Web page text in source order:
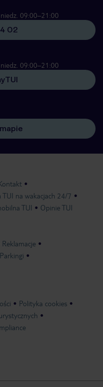
09:00–21:00
02
09:00–21:00
TUI na wakacjach 24/7
TUI Opinie TUI
Reklamacje
Parkingi
Polityka cookies